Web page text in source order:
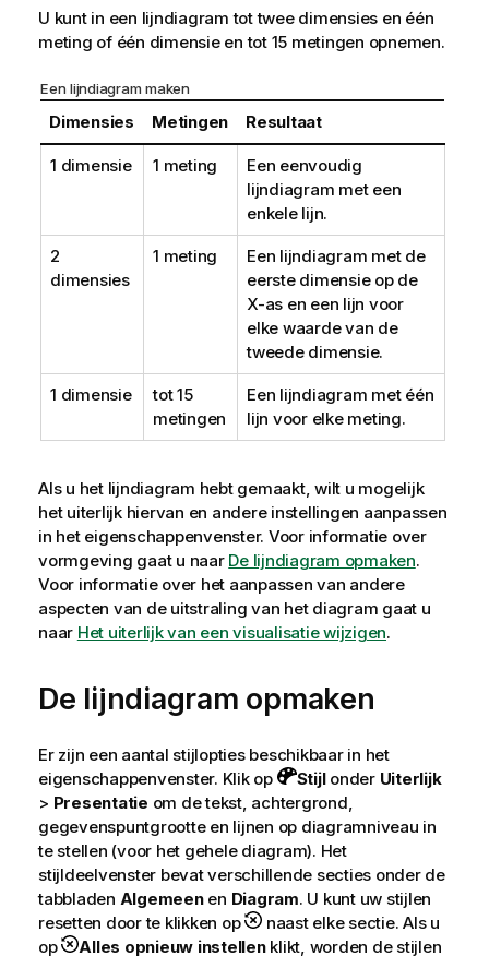
U kunt in een lijndiagram tot twee dimensies en één
meting of één dimensie en tot 15 metingen opnemen.
Een lijndiagram maken
Dimensies Metingen Resultaat
1 dimensie 1 meting
Een eenvoudig
lijndiagram met een
enkele lijn.
2
dimensies
1 meting
Een lijndiagram met de
eerste dimensie op de
X-as en een lijn voor
elke waarde van de
tweede dimensie.
1 dimensie
tot 15
metingen
Een lijndiagram met één
lijn voor elke meting.
Als u het lijndiagram hebt gemaakt, wilt u mogelijk
het uiterlijk hiervan en andere instellingen aanpassen
in het eigenschappenvenster. Voor informatie over
vormgeving gaat u naar De lijndiagram opmaken.
Voor informatie over het aanpassen van andere
aspecten van de uitstraling van het diagram gaat u
naar Het uiterlijk van een visualisatie wijzigen.
De lijndiagram opmaken
Er zijn een aantal stijlopties beschikbaar in het
eigenschappenvenster. Klik op Stijlonder Uiterlijk
> Presentatie om de tekst, achtergrond,
gegevenspuntgrootte en lijnen op diagramniveau in
te stellen (voor het gehele diagram). Het
stijldeelvenster bevat verschillende secties onder de
tabbladen Algemeenen Diagram. U kunt uw stijlen
resetten door te klikken op
naast elke sectie. Als u
op
Alles opnieuw instellenklikt, worden de stijlen